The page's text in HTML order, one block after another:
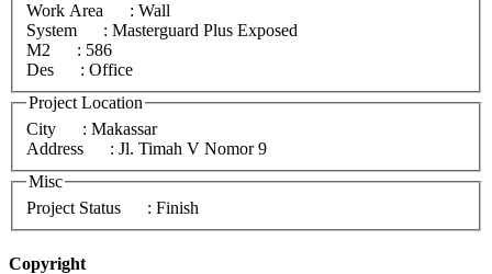
Work Area
: Wall
System
: Masterguard Plus Exposed
M2
: 586
Des
: Office
Project Location
City
: Makassar
Address
: Jl. Timah V Nomor 9
Misc
Project Status
: Finish
Copyright